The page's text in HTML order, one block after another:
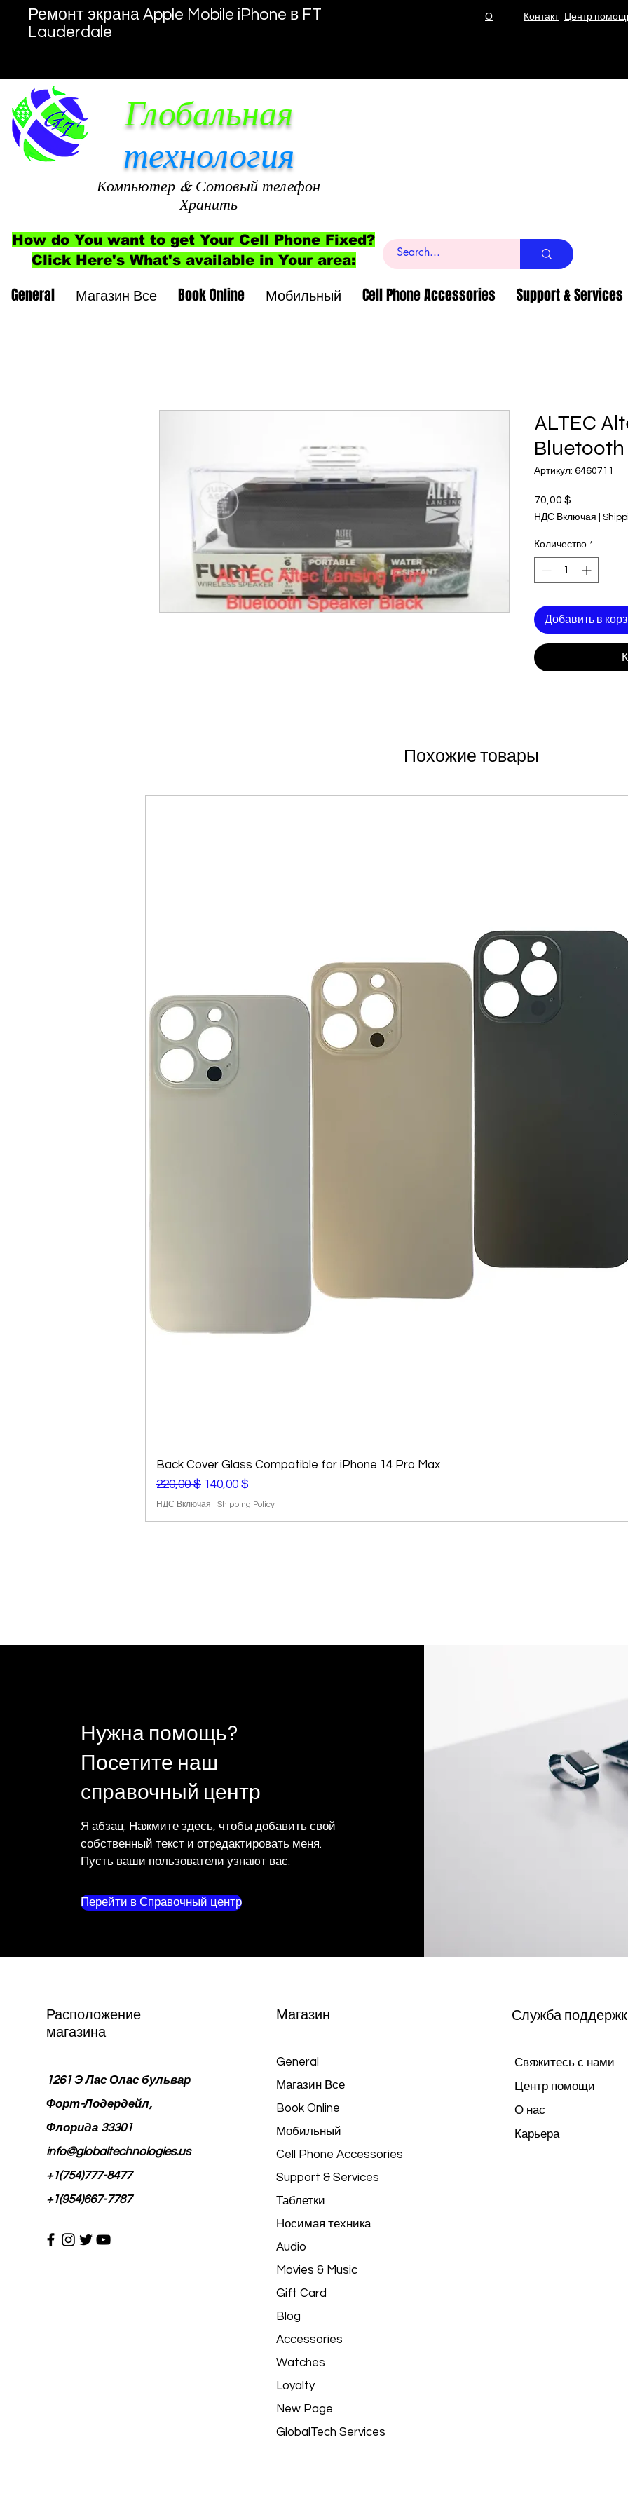
Ремонт экрана Apple Mobile iPhone в FT
Lauderdale
О Контакт Центр
Глобальная
технология
Компьютер & Сотовый телефон
Хранить
How do You want to get Your Cell Phone Fixed?
Click Here's What's available in Your area:
General Магазин Все Book Online Мобильный Cell Phone Accessories Support & Services
ALTEC
Артикул: 6460711
70,00 $
НДС Включая
Количество *
Добавить в
Похожие товары
Back Cover Glass Compatible for iPhone 14 Pro Max
Обычная цена
220,00 $ Цена со скидкой
140,00 $
НДС Включая Shipping Policy
Нужна помощь?
Посетите наш
справочный центр
Я абзац. Нажмите здесь, чтобы добавить свой
собственный текст и отредактировать меня.
Пусть ваши пользователи узнают вас.
Перейти в Справочный центр
Расположение
магазина
1261 Э Лас Олас бульвар
Форт-Лодердейл,
Флорида 33301
info@globaltechnologies.us
+1(754)777-8477
+1(954)667-7787
Магазин
General
Магазин Все
Book Online
Мобильный
Cell Phone Accessories
Support & Services
Таблетки
Носимая техника
Audio
Movies & Music
Gift Card
Blog
Accessories
Watches
Loyalty
New Page
GlobalTech Services
Служба
Свяжитесь с нами
Центр помощи
О нас
Карьера